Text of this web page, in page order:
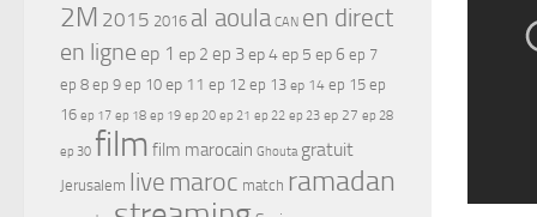
2M 2015 2016 al aoula CAN en direct
en ligne ep 1 ep 2 ep 3ep 4ep 5 ep 6 ep 7
ep 8 ep 9 ep 10 ep 11 ep 12 ep 13 ep 14 ep 15 ep
16 ep 17 ep 18 ep 19 ep 20 ep 21 ep 22 ep 23 ep 27 ep 28
ep 30 film film marocain Ghouta gratuit
Jerusalem live maroc match ramadan